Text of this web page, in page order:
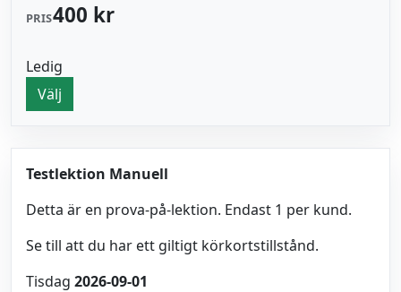
PRIS400 kr
Ledig
Välj
Testlektion Manuell
Detta är en prova-på-lektion. Endast 1 per kund.
Se till att du har ett giltigt körkortstillstånd.
Tisdag 2026-09-01